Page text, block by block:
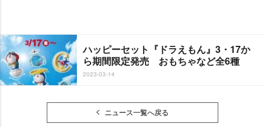
ハッピーセット『ドラえもん』3・17か
ら期間限定発売 おもちゃなど全6種
2023-03-14
ニュース一覧へ戻る